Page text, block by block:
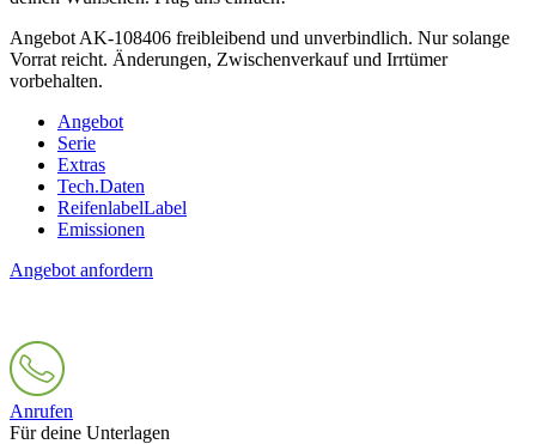
Angebot AK-108406 freibleibend und unverbindlich. Nur solange
Vorrat reicht. Änderungen, Zwischenverkauf und Irrtümer
vorbehalten.
Angebot
Serie
Extras
Tech.Daten
ReifenlabelLabel
Emissionen
Angebot anfordern
Anrufen
Für deine Unterlagen